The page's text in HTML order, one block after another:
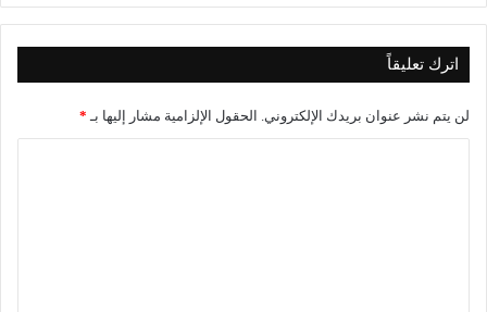
اترك تعليقاً
لن يتم نشر عنوان بريدك الإلكتروني. الحقول الإلزامية مشار إليها بـ *